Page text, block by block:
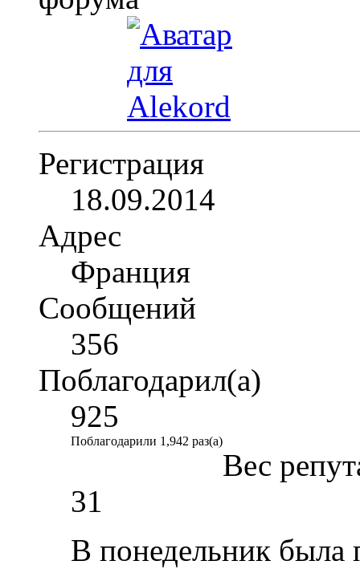
Регистрация
18.09.2014
Адрес
Франция
Сообщений
356
Поблагодарил(а)
925
Поблагодарили 1,942 раз(а)
Вес
31
В понедельник была